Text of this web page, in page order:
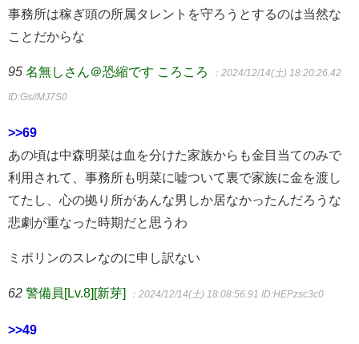
事務所は稼ぎ頭の所属タレントを守ろうとするのは当然な
ことだからな
95 名無しさん＠恐縮です ころころ ：2024/12/14(土) 18:20:26.42
ID:Gs//MJ7S0
>>69
あの頃は中森明菜は血を分けた家族からも金目当てのみで
利用されて、事務所も明菜に嘘ついて裏で家族に金を渡し
てたし、心の拠り所があんな男しか居なかったんだろうな
悲劇が重なった時期だと思うわ
ミポリンのスレなのに申し訳ない
62 警備員[Lv.8][新芽] ：2024/12/14(土) 18:08:56.91 ID:HEPzsc3c0
>>49